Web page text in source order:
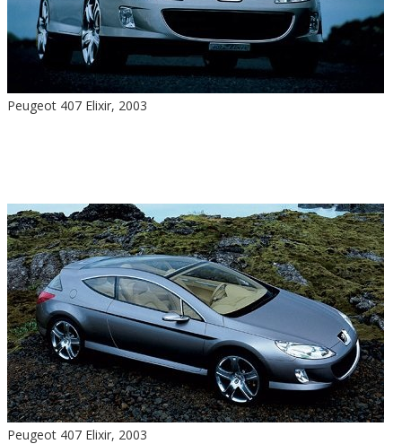
Peugeot 407 Elixir, 2003
Peugeot 407 Elixir, 2003